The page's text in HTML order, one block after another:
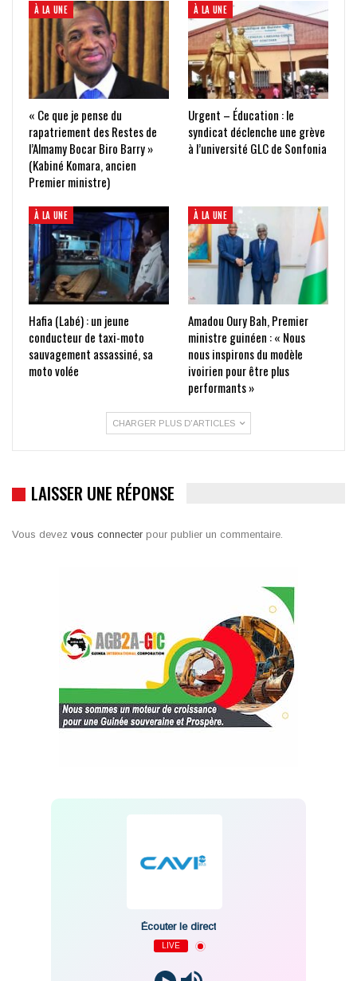
À LA UNE
« Ce que je pense du
rapatriement des Restes de
l’Almamy Bocar Biro Barry »
(Kabiné Komara, ancien
Premier ministre)
À LA UNE
Urgent – Éducation : le
syndicat déclenche une grève
à l’université GLC de Sonfonia
À LA UNE
Hafia (Labé) : un jeune
conducteur de taxi-moto
sauvagement assassiné, sa
moto volée
À LA UNE
Amadou Oury Bah, Premier
ministre guinéen : « Nous
nous inspirons du modèle
ivoirien pour être plus
performants »
CHARGER PLUS D'ARTICLES
LAISSER UNE RÉPONSE
Vous devez vous connecter pour publier un commentaire.
Écouter le direct
LIVE